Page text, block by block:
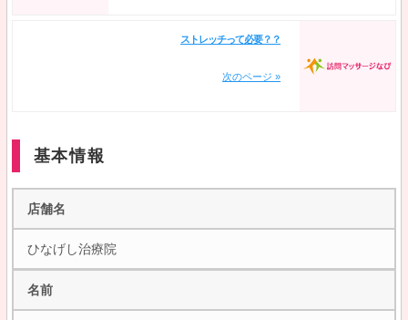
ストレッチって必要？？
次のページ »
基本情報
店舗名
ひなげし治療院
名前